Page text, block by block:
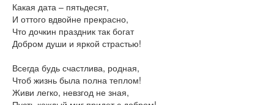
Какая дата – пятьдесят,
И оттого вдвойне прекрасно,
Что дочкин праздник так богат
Добром души и яркой страстью!
Всегда будь счастлива, родная,
Чтоб жизнь была полна теплом!
Живи легко, невзгод не зная,